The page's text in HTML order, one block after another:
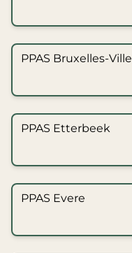
PPAS Bruxelles-Ville
PPAS Etterbeek
PPAS Evere